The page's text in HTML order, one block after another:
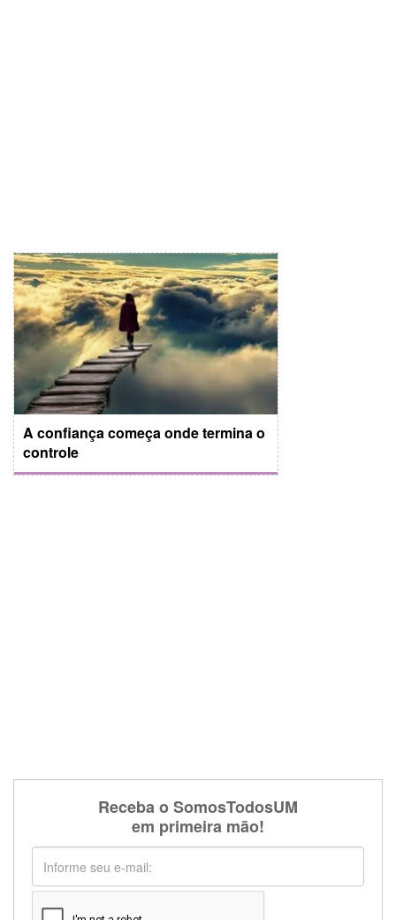
A confiança começa onde termina o
controle
Receba o SomosTodosUM
em primeira mão!